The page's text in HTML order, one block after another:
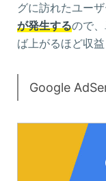
グに訪れたユー
が発生するので
ば上がるほど収
Google